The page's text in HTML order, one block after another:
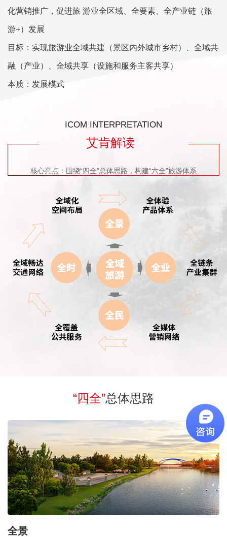
化营销推广，促进旅 游业全区域、全要素、全产业链（旅
游+）发展
目标：实现旅游业全域共建（景区内外城市乡村）、全域共
融（产业）、全域共享（设施和服务主客共享）
本质：发展模式
ICOM INTERPRETATION
艾肯解读
核心亮点：围绕“四全”总体思路，构建“六全”旅游体系
“四全”总体思路
全景